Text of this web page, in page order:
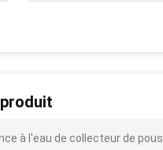
à l'eau de collecteur de